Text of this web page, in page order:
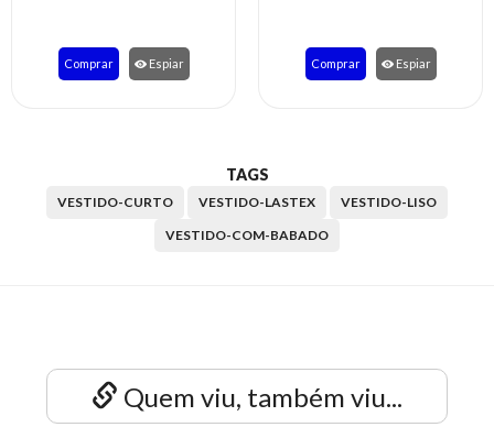
Comprar Espiar Comprar Espiar
TAGS
VESTIDO-CURTO VESTIDO-LASTEX
VESTIDO-LISO
VESTIDO-COM-BABADO
Quem viu, também viu...